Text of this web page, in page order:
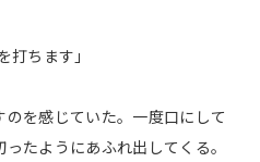
打ちます」
を感じていた。一度口にして
たようにあふれ出してくる。